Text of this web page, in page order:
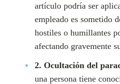
artículo podría ser
empleado es sometido
hostiles o humillantes
afectando gravemente
2. Ocultación del
una persona tiene